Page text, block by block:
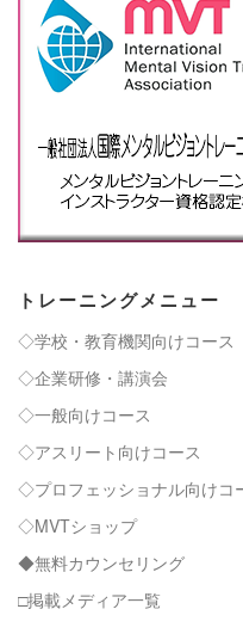
トレーニングメニュー
◇学校・教育機関向けコース
◇企業研修・講演会
◇一般向けコース
◇アスリート向けコース
◇プロフェッショナル向けコ
◇MVTショップ
◆無料カウンセリング
□掲載メディア一覧